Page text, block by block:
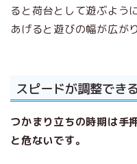
ると荷台として遊ぶよう
あげると遊びの幅が広が
スピードが調整でき
つかまり立ちの時期は手
と危ないです。